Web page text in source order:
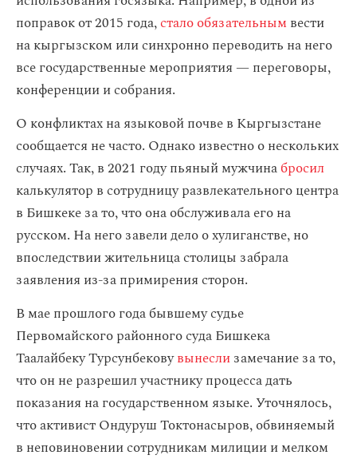
поправок от 2015 года,стало обязательным вести
на кыргызском или синхронно переводить на него
все государственные мероприятия — переговоры,
конференции и собрания.
О конфликтах на языковой почве в Кыргызстане
сообщается не часто. Однако известно о нескольких
случаях. Так, в 2021 году пьяный мужчинабросил
калькулятор в сотрудницу развлекательного центра
в Бишкеке за то, что она обслуживала его на
русском. На него завели дело о хулиганстве, но
впоследствии жительница столицы забрала
заявления из-за примирения сторон.
В мае прошлого года бывшему судье
Первомайского районного суда Бишкека
Таалайбеку Турсунбековувынеслизамечание за то,
что он не разрешил участнику процесса дать
показания на государственном языке. Уточнялось,
что активист Ондуруш Токтонасыров, обвиняемый
в неповиновении сотрудникам милиции и мелком